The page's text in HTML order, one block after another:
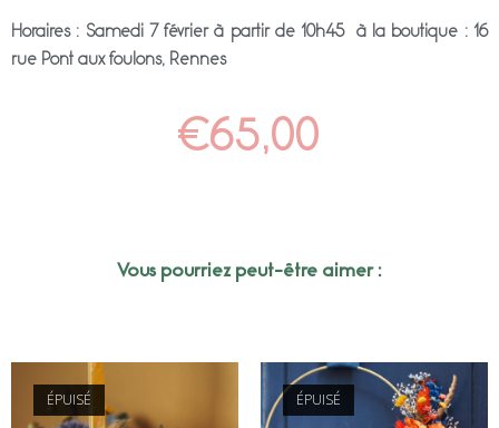
Horaires : Samedi 7 février à partir de 10h45 à la boutique : 16
rue Pont aux foulons, Rennes
€65,00
Vous pourriez peut-être aimer :
ÉPUISÉ ÉPUISÉ